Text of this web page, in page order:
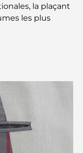
: un guide
de Dubaï : un
Jumeirah : une
luxe et des
la plaçant
les plus